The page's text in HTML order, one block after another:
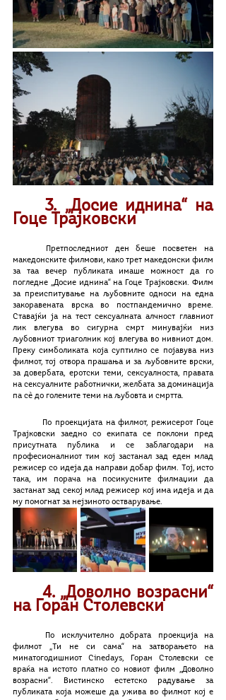
3. „Досие иднина“ на
Гоце Трајковски
македонските филмови, како трет македонски филм
за таа вечер публиката имаше можност да го
погледне „Досие иднина“ на Гоце Трајковски. Филм
за преиспитување на љубовните односи на една
закоравената врска во постпандемично време.
Ставајќи ја на тест сексуалната алчност главниот
лик влегува во сигурна смрт минувајќи низ
љубовниот триаголник кој влегува во нивниот дом.
Преку симболиката која суптилно се појавува низ
филмот, тој отвора прашања и за љубовните врски,
за довербата, еротски теми, сексуалноста, правата
на сексуалните работнички, желбата за доминација
па сѐ до големите теми на љубовта и смртта.
Трајковски заедно со екипата се поклони пред
присутната публика и се заблагодари на
професионалниот тим кој застанал зад еден млад
режисер со идеја да направи добар филм. Тој, исто
така, им порача на посикусните филмаџии да
застанат зад секој млад режисер кој има идеја и да
му помогнат за нејзиното остварување.
4. „Доволно возрасни“
на Горан Столевски
филмот „Ти не си сама“ на затворањето на
минатогодишниот Cinedays, Горан Столевски се
враќа на истото платно со новиот филм „Доволно
возрасни“. Вистинско естетско радување за
публиката која можеше да ужива во филмот кој е